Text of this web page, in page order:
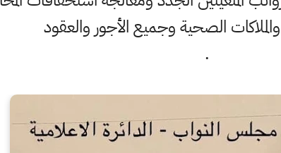
والملاكات الصحية وجميع الأجور والعقود
.